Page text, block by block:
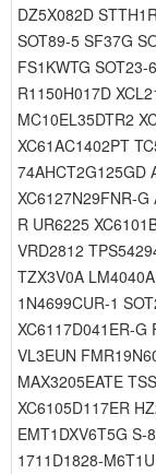
DZ5X082D
SOT89-5 SF37G
FS1KWTG
R1150H017D
MC10EL35DTR2
XC61AC1402PT
74AHCT2G125GD
XC6127N29FNR-
R UR6225
VRD2812
TZX3V0A
1N4699CUR-1
XC6117D041ER-G
VL3EUN
MAX3205EATE
XC6105D117ER
EMT1DXV6T5G S-
1711D1828-